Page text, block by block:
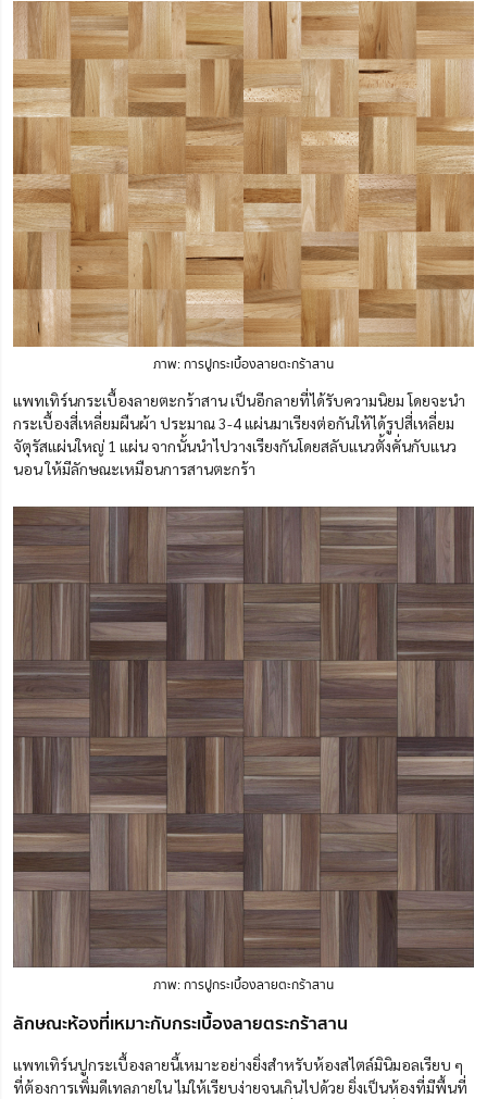
ภาพ: การปูกระเบื้องลายตะกร้าสาน
แพทเทิร์นกระเบื้องลายตะกร้าสาน เป็นอีกลายที่ได้รับความนิยม โดยจะนำ
กระเบื้องสี่เหลี่ยมผืนผ้า ประมาณ 3-4 แผ่นมาเรียงต่อกันให้ได้รูปสี่เหลี่ยม
จัตุรัสแผ่นใหญ่ 1 แผ่น จากนั้นนำไปวางเรียงกันโดยสลับแนวตั้งคั่นกับแนว
นอน ให้มีลักษณะเหมือนการสานตะกร้า
ภาพ: การปูกระเบื้องลายตะกร้าสาน
ลักษณะห้องที่เหมาะกับกระเบื้องลายตระกร้าสาน
แพทเทิร์นปูกระเบื้องลายนี้เหมาะอย่างยิ่งสำหรับห้องสไตล์มินิมอลเรียบ ๆ
ที่ต้องการเพิ่มดีเทลภายใน ไม่ให้เรียบง่ายจนเกินไปด้วย ยิ่งเป็นห้องที่มีพื้นที่